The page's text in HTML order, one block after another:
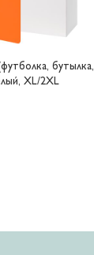
бутылка,
XL/2XL